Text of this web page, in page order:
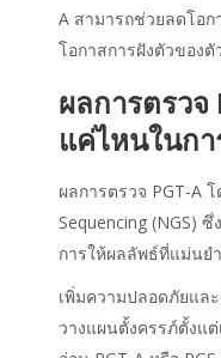
A สามารถช่วยลดโอก
โอกาสการฝังตัวของ
ผลการตรวจ
แค่ไหนในก
ผลการตรวจ PGT-A
Sequencing (NGS)
การให้ผลลัพธ์ที่แม่นย
เพิ่มความปลอดภัยแล
วางแผนตั้งครรภ์ตั้งแ